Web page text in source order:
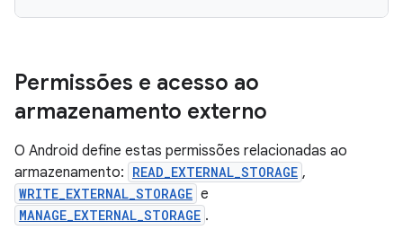
Permissões e acesso ao
armazenamento externo
O Android define estas permissões relacionadas ao
armazenamento: READ_EXTERNAL_STORAGE ,
WRITE_EXTERNAL_STORAGE e
MANAGE_EXTERNAL_STORAGE .